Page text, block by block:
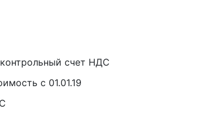
счет НДС
с 01.01.19